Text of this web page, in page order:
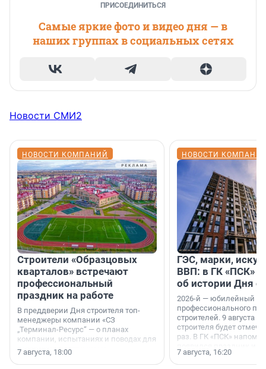
ПРИСОЕДИНИТЬСЯ
Самые яркие фото и видео дня — в
наших группах в социальных сетях
Новости СМИ2
НОВОСТИ КОМПАНИЙ
Строители «Образцовых
кварталов» встречают
профессиональный
праздник на работе
В преддверии Дня строителя топ-
менеджеры компании «СЗ
„Терминал-Ресурс“ — о планах
компании, испытаниях и поводах для
осторожного оптимизма.
7 августа, 18:00
НОВОСТИ
ГЭС, марки,
ВВП: в ГК «ПСК»
об истории Дня
2026-й — юбилейный
профессионального
строителей. 9 августа
строителя будет
раз. В ГК «ПСК»
поменялась роль
7 августа, 16:20